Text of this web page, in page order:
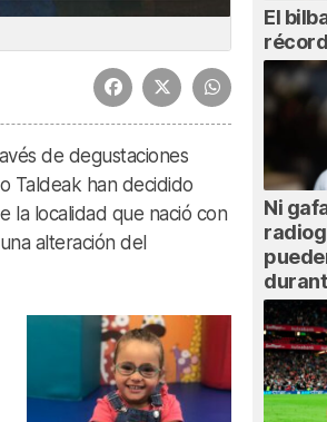
de degustaciones
Taldeak han decidido
la localidad que nació con
alteración del
El
Ni